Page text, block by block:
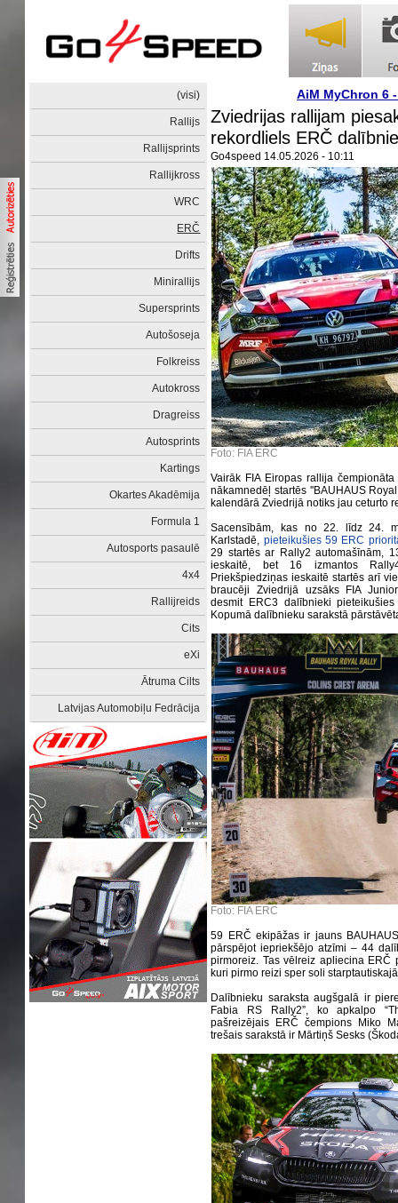
(visi)
Rallijs
Rallijsprints
Rallijkross
WRC
ERČ
Drifts
Minirallijs
Supersprints
Autošoseja
Folkreiss
Autokross
Dragreiss
Autosprints
Kartings
Okartes Akadēmija
Formula 1
Autosports pasaulē
4x4
Rallijreids
Cits
eXi
Ātruma Cilts
Latvijas Automobiļu Fedrācija
AiM MyChron 6
Zviedrijas rallijam
rekordliels ERČ
Go4speed 14.05.2026 - 10:11
Foto: FIA ERC
Vairāk FIA Eiropas rallija
nākamnedēļ startēs ''BAUHAUS
kalendārā Zviedrijā notiks jau ceturto
Sacensībām, kas no 22. līdz 24.
Karlstadē, pieteikušies 59 ERC
29 startēs ar Rally2 automašīnām,
ieskaitē, bet 16 izmantos
Priekšpiedziņas ieskaitē startēs arī
braucēji Zviedrijā uzsāks FIA
desmit ERC3 dalībnieki
Kopumā dalībnieku sarakstā
Foto: FIA ERC
59 ERČ ekipāžas ir jauns
pārspējot iepriekšējo atzīmi – 44
pirmoreiz. Tas vēlreiz apliecina
kuri pirmo reizi sper soli
Dalībnieku saraksta augšgalā ir
Fabia RS Rally2”, ko apkalpo
pašreizējais ERČ čempions Miko
trešais sarakstā ir Mārtiņš Sesks